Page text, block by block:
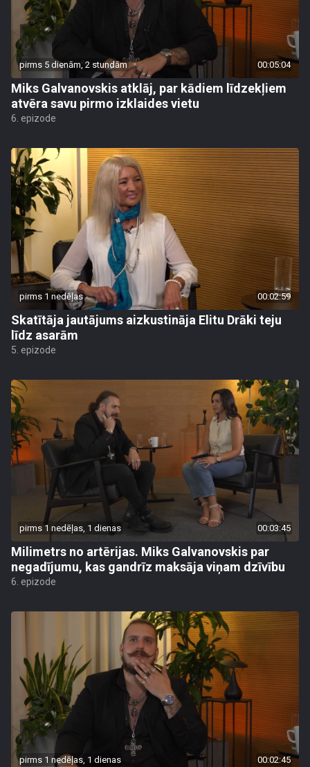
pirms 5 dienām, 2 stundām 00:05:04
Miks Galvanovskis atklāj, par kādiem līdzekļiem
atvēra savu pirmo izklaides vietu
6. epizode
pirms 1 nedēļas 00:02:59
Skatītāja jautājums aizkustināja Elitu Drāki teju
līdz asarām
5. epizode
pirms 1 nedēļas, 1 dienas 00:03:45
Milimetrs no artērijas. Miks Galvanovskis par
negadījumu, kas gandrīz maksāja viņam dzīvību
6. epizode
pirms 1 nedēļas, 1 dienas 00:02:45